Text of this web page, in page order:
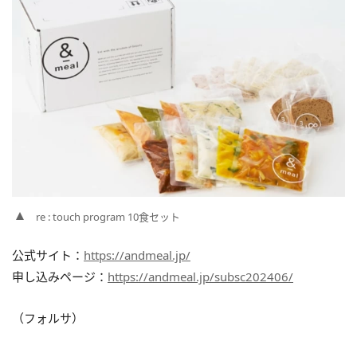
re : touch program 10食セット
公式サイト： https://andmeal.jp/
申し込みページ： https://andmeal.jp/subsc202406/
（フォルサ）